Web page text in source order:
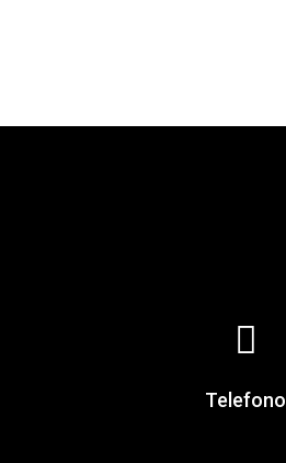
Telefono